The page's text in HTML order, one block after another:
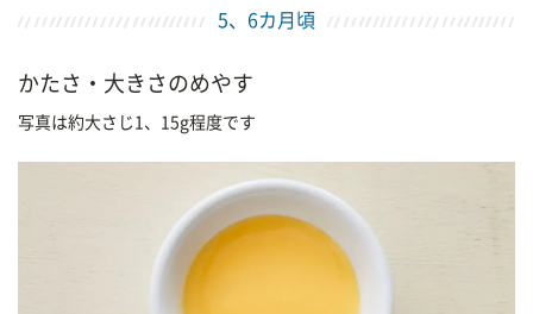
5、6カ月頃
かたさ・大きさのめやす
写真は約大さじ1、15g程度です